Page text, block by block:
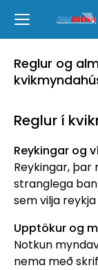
Back
Væntanlegt
Nýjar myndir
Klassískar
Skvísubíó
Ópera
Back
Tungumál
íslenska
English
Reglur og
Reglur í
Reykingar og
Reykingar,
stranglega
sem vilja
Upptökur og
Notkun
nema með